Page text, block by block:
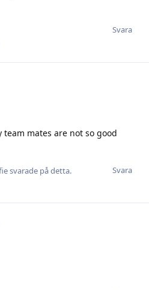
Svara
team mates are not so good
Svara
svarade på detta.